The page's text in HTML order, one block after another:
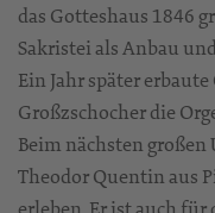
das Gotteshaus 1846
Sakristei als Anbau
Ein Jahr später
Großzschocher die
Beim nächsten
Theodor Quentin aus
erleben. Er ist auch